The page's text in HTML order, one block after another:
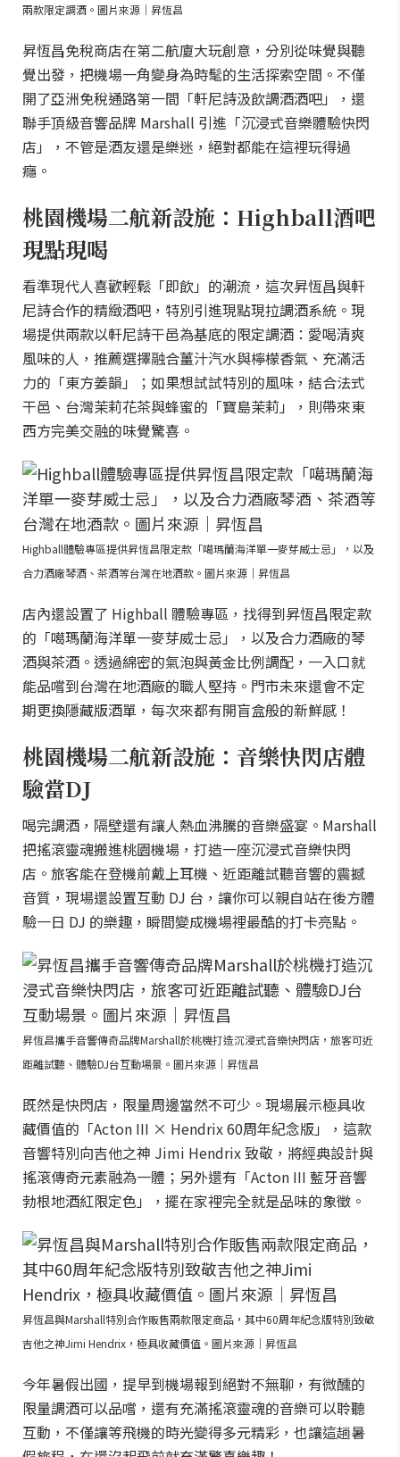
兩款限定調酒。圖片來源｜昇恆昌
昇恆昌免稅商店在第二航廈大玩創意，分別從味覺與聽
覺出發，把機場一角變身為時髦的生活探索空間。不僅
開了亞洲免稅通路第一間「軒尼詩汲飲調酒酒吧」，還
聯手頂級音響品牌 Marshall 引進「沉浸式音樂體驗快閃
店」，不管是酒友還是樂迷，絕對都能在這裡玩得過
癮。
桃園機場二航新設施：Highball酒吧
現點現喝
看準現代人喜歡輕鬆「即飲」的潮流，這次昇恆昌與軒
尼詩合作的精緻酒吧，特別引進現點現拉調酒系統。現
場提供兩款以軒尼詩干邑為基底的限定調酒：愛喝清爽
風味的人，推薦選擇融合薑汁汽水與檸檬香氣、充滿活
力的「東方姜韻」；如果想試試特別的風味，結合法式
干邑、台灣茉莉花茶與蜂蜜的「寶島茉莉」，則帶來東
西方完美交融的味覺驚喜。
Highball體驗專區提供昇恆昌限定款「噶瑪蘭海洋單一麥芽威士忌」，以及
合力酒廠琴酒、茶酒等台灣在地酒款。圖片來源｜昇恆昌
店內還設置了 Highball 體驗專區，找得到昇恆昌限定款
的「噶瑪蘭海洋單一麥芽威士忌」，以及合力酒廠的琴
酒與茶酒。透過綿密的氣泡與黃金比例調配，一入口就
能品嚐到台灣在地酒廠的職人堅持。門市未來還會不定
期更換隱藏版酒單，每次來都有開盲盒般的新鮮感！
桃園機場二航新設施：音樂快閃店體
驗當DJ
喝完調酒，隔壁還有讓人熱血沸騰的音樂盛宴。Marshall
把搖滾靈魂搬進桃園機場，打造一座沉浸式音樂快閃
店。旅客能在登機前戴上耳機、近距離試聽音響的震撼
音質，現場還設置互動 DJ 台，讓你可以親自站在後方體
驗一日 DJ 的樂趣，瞬間變成機場裡最酷的打卡亮點。
昇恆昌攜手音響傳奇品牌Marshall於桃機打造沉浸式音樂快閃店，旅客可近
距離試聽、體驗DJ台互動場景。圖片來源｜昇恆昌
既然是快閃店，限量周邊當然不可少。現場展示極具收
藏價值的「Acton III × Hendrix 60周年紀念版」，這款
音響特別向吉他之神 Jimi Hendrix 致敬，將經典設計與
搖滾傳奇元素融為一體；另外還有「Acton III 藍牙音響
勃根地酒紅限定色」，擺在家裡完全就是品味的象徵。
昇恆昌與Marshall特別合作販售兩款限定商品，其中60周年紀念版特別致敬
吉他之神Jimi Hendrix，極具收藏價值。圖片來源｜昇恆昌
今年暑假出國，提早到機場報到絕對不無聊，有微醺的
限量調酒可以品嚐，還有充滿搖滾靈魂的音樂可以聆聽
互動，不僅讓等飛機的時光變得多元精彩，也讓這趟暑